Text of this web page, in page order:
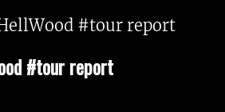
#tour report